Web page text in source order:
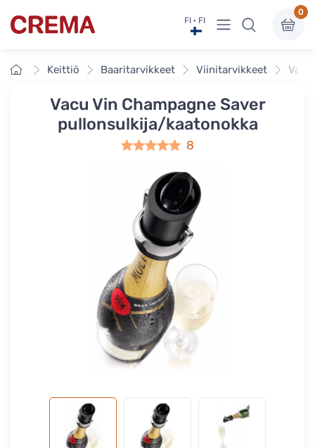
Crema FI · FI Näytä valikko
0
EtusivuKeittiö Baaritarvikkeet Viinitarvikkeet
Vacu Vin Champagne Saver
pullonsulkija/kaatonokka
8